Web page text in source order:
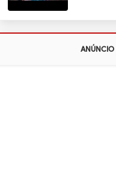
ANÚNCIO